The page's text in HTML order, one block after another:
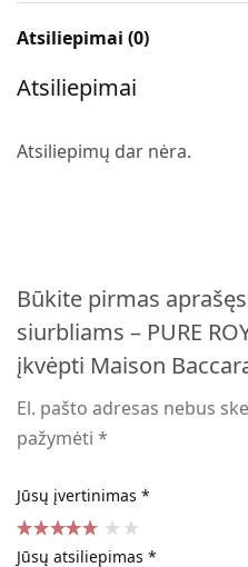
Atsiliepimai (0)
Atsiliepimai
Atsiliepimų dar nėra.
Būkite pirmas
siurbliams – PURE
įkvėpti Maison
El. pašto adresas nebus
pažymėti*
Jūsų įvertinimas *
Jūsų atsiliepimas*